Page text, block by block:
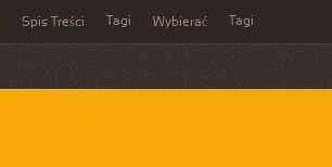
Spis Treści Tagi Wybierać Tagi